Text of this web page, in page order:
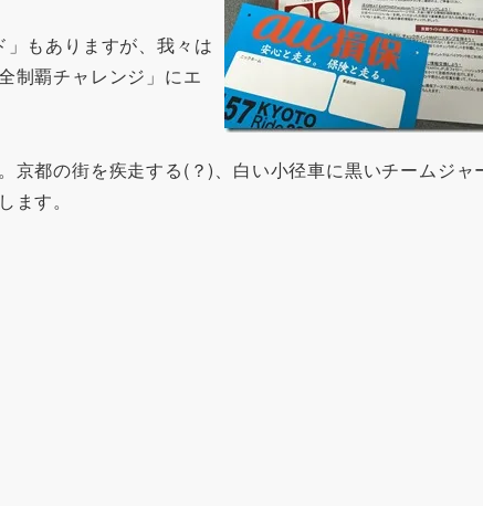
もありますが、我々は
制覇チャレンジ」にエ
都の街を疾走する(？)、白い小径車に黒いチームジャ
す。